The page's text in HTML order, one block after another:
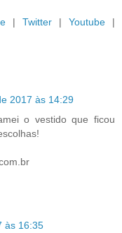
| Twitter | Youtube |
2017 às 14:29
o vestido que ficou
às 16:35